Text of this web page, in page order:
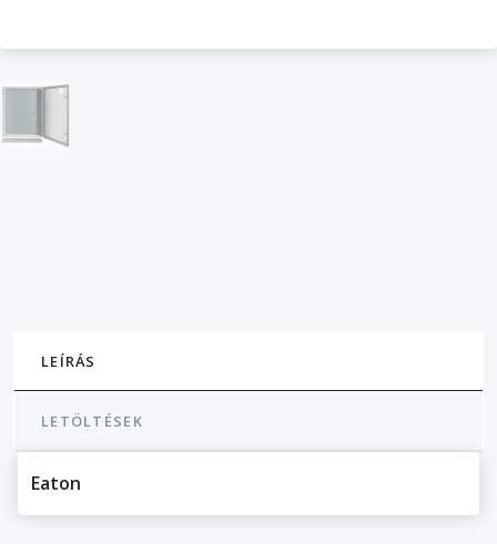
LEÍRÁS
LETÖLTÉSEK
Eaton